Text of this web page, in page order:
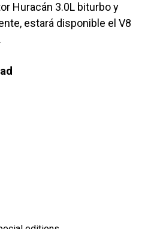
Huracán 3.0L biturbo y
estará disponible el V8